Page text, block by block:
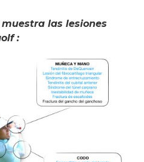
las lesiones
: